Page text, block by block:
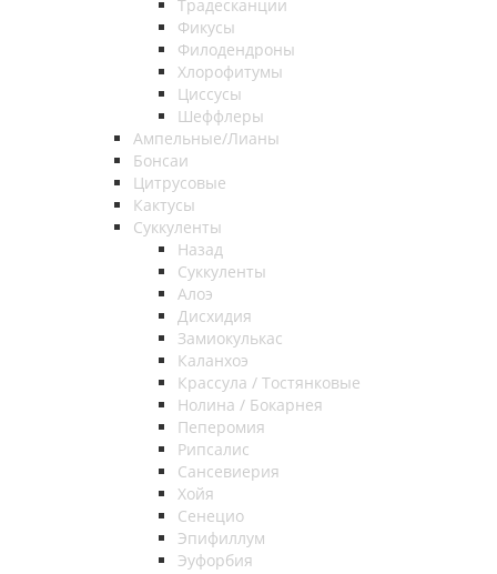
Традесканции
Фикусы
Филодендроны
Хлорофитумы
Циссусы
Шеффлеры
Ампельные/Лианы
Бонсаи
Цитрусовые
Кактусы
Суккуленты
Назад
Суккуленты
Алоэ
Дисхидия
Замиокулькас
Каланхоэ
Крассула / Тостянковые
Нолина / Бокарнея
Пеперомия
Рипсалис
Сансевиерия
Хойя
Сенецио
Эпифиллум
Эуфорбия